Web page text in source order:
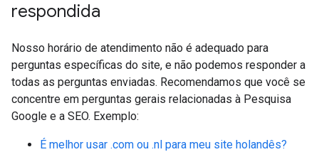
respondida
Nosso horário de atendimento não é adequado para
perguntas específicas do site, e não podemos responder a
todas as perguntas enviadas. Recomendamos que você se
concentre em perguntas gerais relacionadas à Pesquisa
Google e a SEO. Exemplo:
É melhor usar .com ou .nl para meu site holandês?